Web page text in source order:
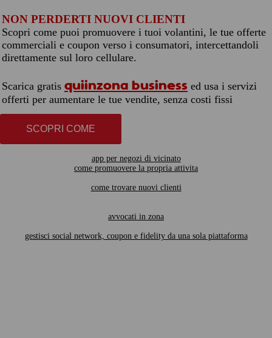
NON PERDERTI NUOVI CLIENTI
Scopri come puoi promuovere i tuoi volantini, le tue offerte
commerciali e coupon verso i consumatori, intercettandoli
direttamente sul loro cellulare.
Scarica gratis quiinzona business ed usa i servizi
offerti per aumentare le tue vendite, senza costi fissi
SCOPRI COME
app per negozi di vicinato
come promuovere la propria attivita
come trovare nuovi clienti
avvocati in zona
gestisci social network, coupon e fidelity da una sola piattaforma